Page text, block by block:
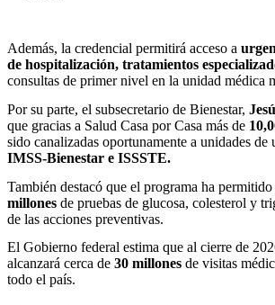
Además, la credencial permitirá acceso a
de hospitalización, tratamientos
consultas de primer nivel en la unidad médica
Por su parte, el subsecretario de Bienestar,
que gracias a Salud Casa por Casa más de
sido canalizadas oportunamente a unidades de
IMSS-Bienestar e ISSSTE.
También destacó que el programa ha
millones de pruebas de glucosa, colesterol y
de las acciones preventivas.
El Gobierno federal estima que al cierre de
alcanzará cerca de 30 millones de visitas
todo el país.